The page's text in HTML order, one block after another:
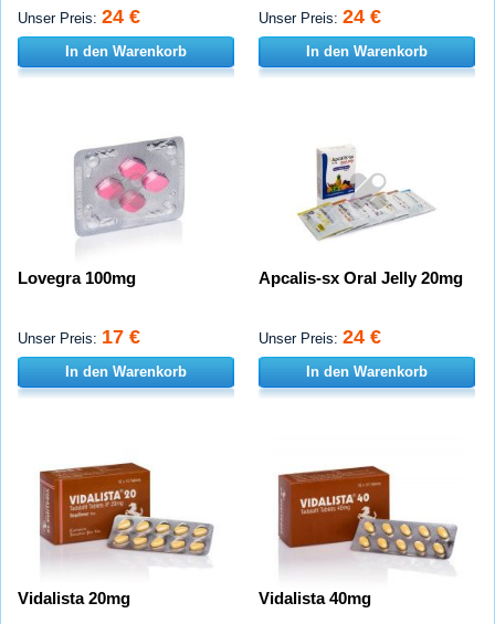
Unser Preis: 24 €
In den Warenkorb
Unser Preis: 24 €
In den Warenkorb
Lovegra 100mg
Unser Preis: 17 €
In den Warenkorb
Apcalis-sx Oral Jelly 20mg
Unser Preis: 24 €
In den Warenkorb
Vidalista 20mg Vidalista 40mg